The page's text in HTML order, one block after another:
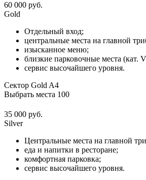
60 000 руб.
Gold
Отдельный вход;
центральные места на главной
изысканное меню;
близкие парковочные места (кат.
сервис высочайшего уровня.
Сектор Gold A4
Выбрать места 100
35 000 руб.
Silver
Центральные места на главной
еда и напитки в ресторане;
комфортная парковка;
сервис высочайшего уровня.